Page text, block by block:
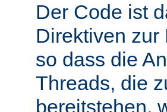
Der Code ist
Direktiven zur
so dass die
Threads, die
bereitstehen,